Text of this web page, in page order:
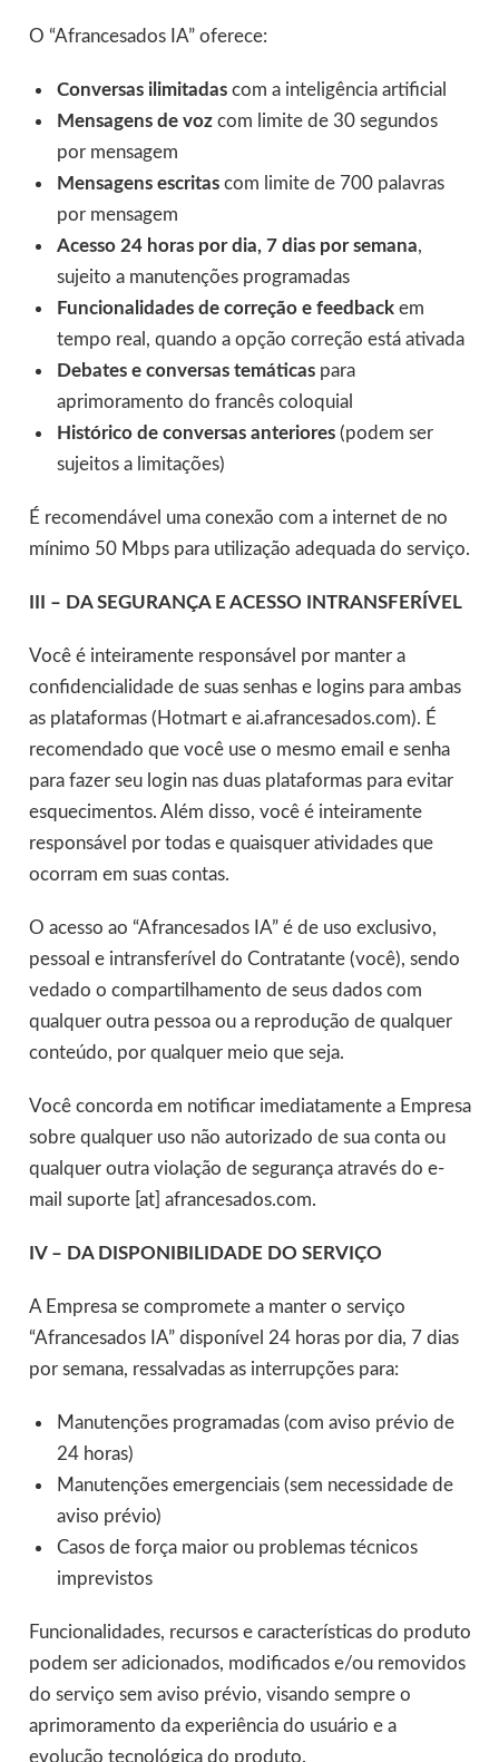
O “Afrancesados IA” oferece:
Conversas ilimitadascom a inteligência artificial
Mensagens de vozcom limite de 30 segundos
por mensagem
Mensagens escritascom limite de 700 palavras
por mensagem
Acesso 24 horas por dia, 7 dias por semana,
sujeito a manutenções programadas
Funcionalidades de correção e feedbackem
tempo real, quando a opção correção está ativada
Debates e conversas temáticaspara
aprimoramento do francês coloquial
Histórico de conversas anteriores(podem ser
sujeitos a limitações)
É recomendável uma conexão com a internet de no
mínimo 50 Mbps para utilização adequada do serviço.
III – DA SEGURANÇA E ACESSO INTRANSFERÍVEL
Você é inteiramente responsável por manter a
confidencialidade de suas senhas e logins para ambas
as plataformas (Hotmart e ai.afrancesados.com). É
recomendado que você use o mesmo email e senha
para fazer seu login nas duas plataformas para evitar
esquecimentos. Além disso, você é inteiramente
responsável por todas e quaisquer atividades que
ocorram em suas contas.
O acesso ao “Afrancesados IA” é de uso exclusivo,
pessoal e intransferível do Contratante (você), sendo
vedado o compartilhamento de seus dados com
qualquer outra pessoa ou a reprodução de qualquer
conteúdo, por qualquer meio que seja.
Você concorda em notificar imediatamente a Empresa
sobre qualquer uso não autorizado de sua conta ou
qualquer outra violação de segurança através do e-
mail suporte [at] afrancesados.com.
IV – DA DISPONIBILIDADE DO SERVIÇO
A Empresa se compromete a manter o serviço
“Afrancesados IA” disponível 24 horas por dia, 7 dias
por semana, ressalvadas as interrupções para:
Manutenções programadas (com aviso prévio de
24 horas)
Manutenções emergenciais (sem necessidade de
aviso prévio)
Casos de força maior ou problemas técnicos
imprevistos
Funcionalidades, recursos e características do produto
podem ser adicionados, modificados e/ou removidos
do serviço sem aviso prévio, visando sempre o
aprimoramento da experiência do usuário e a
evolução tecnológica do produto.